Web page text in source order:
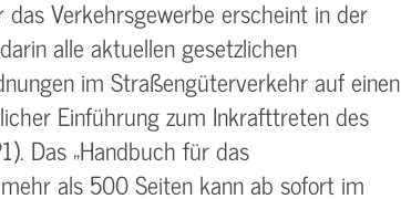
das Verkehrsgewerbe erscheint in der
alle aktuellen gesetzlichen
im Straßengüterverkehr auf einen
Einführung zum Inkrafttreten des
Das „Handbuch für das
als 500 Seiten kann ab sofort im